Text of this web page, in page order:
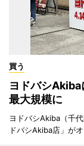
買う
ヨドバシ
最大規模に
ヨドバシAkiba（千
ドバシAkiba店」がオ